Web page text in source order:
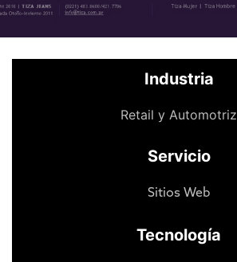
Industria
Retail y Automotriz
Servicio
Sitios Web
Tecnología